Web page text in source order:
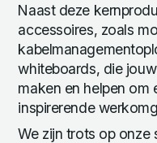
Naast deze
accessoires, zoals
whiteboards, die
maken en helpen om
inspirerende
We zijn trots op onze